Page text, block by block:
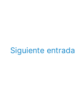
Siguiente entrada